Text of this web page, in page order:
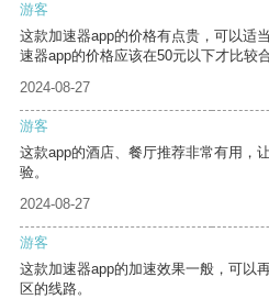
游客
这款加速器app的价格有点贵，可以适
速器app的价格应该在50元以下才比较合
2024-08-27
游客
这款app的酒店、餐厅推荐非常有用，
验。
2024-08-27
游客
这款加速器app的加速效果一般，可以
区的线路。